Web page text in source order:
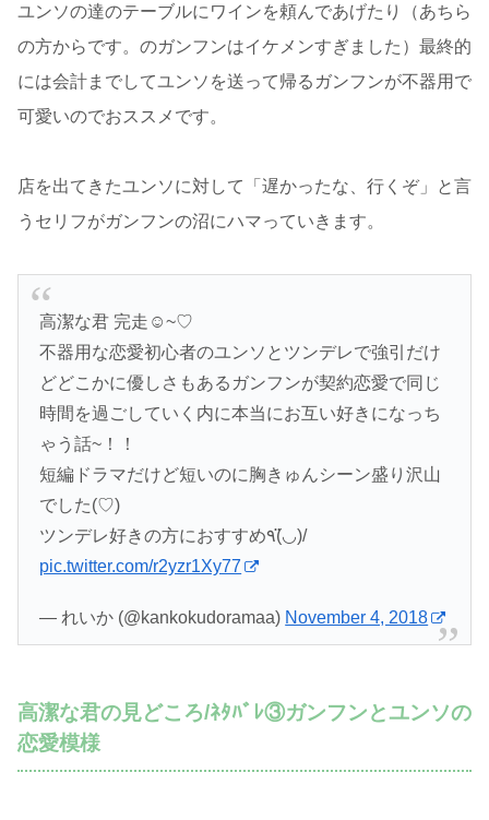
ユンソの達のテーブルにワインを頼んであげたり（あちら
の方からです。のガンフンはイケメンすぎました）最終的
には会計までしてユンソを送って帰るガンフンが不器用で
可愛いのでおススメです。
店を出てきたユンソに対して「遅かったな、行くぞ」と言
うセリフがガンフンの沼にハマっていきます。
高潔な君 完走☺️~♡
不器用な恋愛初心者のユンソとツンデレで強引だけ
どどこかに優しさもあるガンフンが契約恋愛で同じ
時間を過ごしていく内に本当にお互い好きになっち
ゃう話~！！
短編ドラマだけど短いのに胸きゅんシーン盛り沢山
でした(♡)
ツンデレ好きの方におすすめ٩(◡̈)/
pic.twitter.com/r2yzr1Xy77
— れいか (@kankokudoramaa) November 4, 2018
高潔な君の見どころ/ﾈﾀﾊﾞﾚ③ガンフンとユンソの
恋愛模様